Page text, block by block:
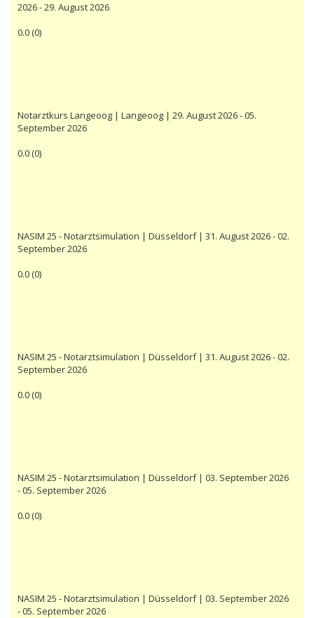
2026 - 29. August 2026
0.0(0)
Notarztkurs Langeoog | Langeoog | 29. August 2026 - 05.
September 2026
0.0(0)
NASIM 25 - Notarztsimulation | Düsseldorf | 31. August 2026 - 02.
September 2026
0.0(0)
NASIM 25 - Notarztsimulation | Düsseldorf | 31. August 2026 - 02.
September 2026
0.0(0)
NASIM 25 - Notarztsimulation | Düsseldorf | 03. September 2026
- 05. September 2026
0.0(0)
NASIM 25 - Notarztsimulation | Düsseldorf | 03. September 2026
- 05. September 2026